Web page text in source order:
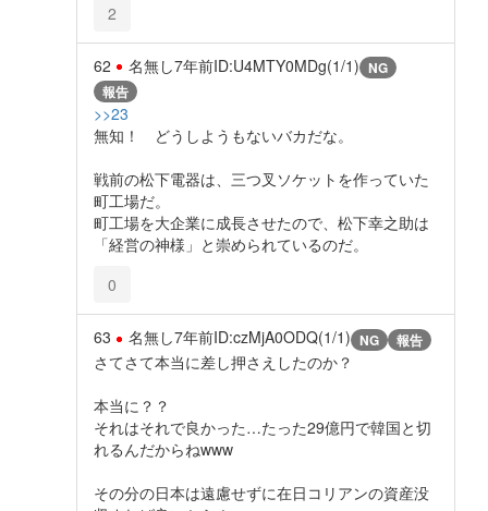
2
62 名無し7年前ID:U4MTY0MDg(1/1) NG
報告
>>23
無知！ どうしようもないバカだな。
戦前の松下電器は、三つ叉ソケットを作っていた
町工場だ。
町工場を大企業に成長させたので、松下幸之助は
「経営の神様」と崇められているのだ。
0
63 名無し7年前ID:czMjA0ODQ(1/1) NG 報告
さてさて本当に差し押さえしたのか？
本当に？？
それはそれで良かった…たった29億円で韓国と切
れるんだからねwww
その分の日本は遠慮せずに在日コリアンの資産没